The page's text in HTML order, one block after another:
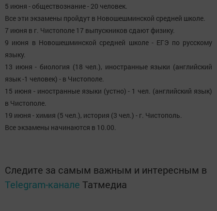
5 июня - обществознание - 20 человек.
Все эти экзамены пройдут в Новошешминской средней школе.
7 июня в г. Чистополе 17 выпускников сдают физику.
9 июня в Новошешминской средней школе - ЕГЭ по русскому
языку.
13 июня - биология (18 чел.), иностранные языки (английский
язык -1 человек) - в Чистополе.
15 июня - иностранные языки (устно) - 1 чел. (английский язык)
в Чистополе.
19 июня - химия (5 чел.), история (3 чел.) - г. Чистополь.
Все экзамены начинаются в 10.00.
Следите за самым важным и интересным в
Telegram-канале Татмедиа